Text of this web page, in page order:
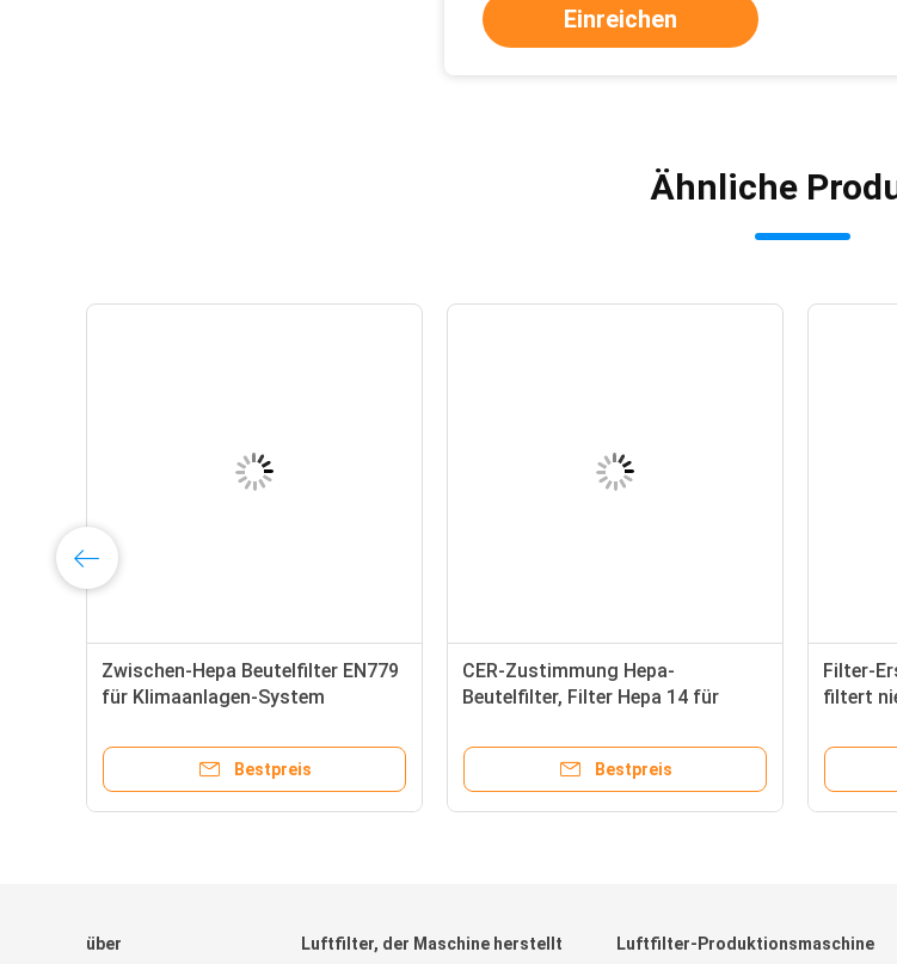
Einreichen
Ähnliche
Zwischen-Hepa Beutelfilter EN779
für Klimaanlagen-System
Bestpreis
CER-Zustimmung Hepa-
Beutelfilter, Filter Hepa 14 für
Bestpreis
Filter-
filtert
über Luftfilter, der Maschine herstellt Luftfilter-Produktionsmaschine